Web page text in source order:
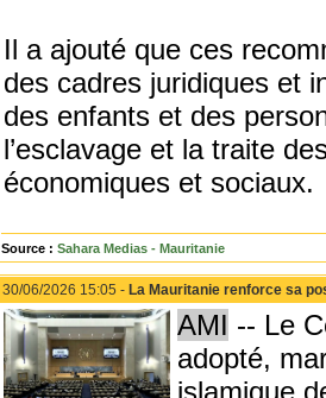
Il a ajouté que ces
des cadres juridiques et
des enfants et des
l’esclavage et la traite
économiques et sociaux.
Source : Sahara Medias - Mauritanie
30/06/2026 15:05 - La Mauritanie renforce sa
AMI -- Le
adopté,
islamique